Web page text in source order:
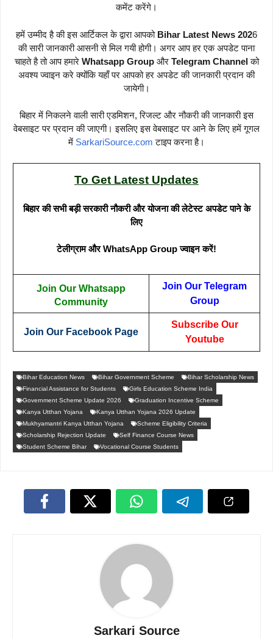
कमेंट करेंगे।
हमें उम्मीद है की इस आर्टिकल के द्वारा आपको Bihar Latest News 2026
की सारी जानकारी आसनी से मिल गयी होगी। अगर आप हर एक अपडेट पाना
चाहते है तो आप हमारे Whatsapp Groupऔर Telegram Channelको
अवश्य ज्वाइन करे क्योंकि यहाँ पर आपको हर अपडेट की जानकारी प्रदान की
जायेगी।
बिहार में निकलने वाली सारी एडमिशन, रिजल्ट और नौकरी की जानकारी इस
वेबसाइट पर प्रदान की जाएगी। इसलिए इस वेबसाइट पर आने के लिए हमें गूगल
में SarkariSource.com टाइप करना है।
To Get Latest Updates
बिहार की सभी बड़ी सरकारी नौकरी और योजना की लेटेस्ट अपडेट पाने के
लिए
टेलीग्राम और WhatsApp Group ज्वाइन करें!
Join Our Whatsapp
Community
Join Our Telegram
Group
Join Our Facebook Page
Subscribe Our
Youtube
Bihar Education News Bihar Government Scheme
Bihar Scholarship News
Financial Assistance for Students
Girls Education Scheme India
Government Scheme Update 2026
Graduation Incentive Scheme
Kanya Utthan Yojana
Kanya Utthan Yojana 2026 Update
Mukhyamantri Kanya Utthan Yojana
Scheme Eligibility Criteria
Scholarship Rejection Update
Self Finance Course News
Student Scheme Bihar
Vocational Course Students
Sarkari Source